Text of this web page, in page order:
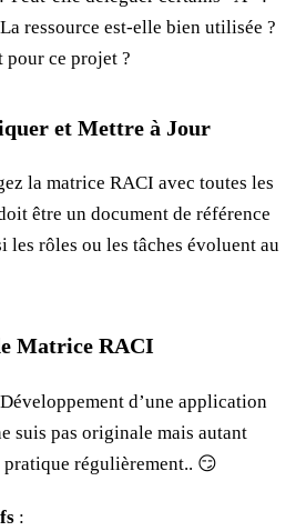
ressource est-elle bien utilisée ?
pour ce projet ?
et Mettre à Jour
la matrice RACI avec toutes les
être un document de référence
les rôles ou les tâches évoluent au
Matrice RACI
d’une application
suis pas originale mais autant
régulièrement.. 😏
: